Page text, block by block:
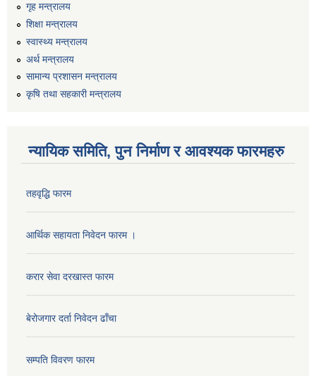
गृह मन्त्रालय
शिक्षा मन्त्रालय
स्वास्थ्य मन्त्रालय
अर्थ मन्त्रालय
सामान्य प्रशासन मन्त्रालय
कृषि तथा सहकारी मन्त्रालय
न्यायिक समिति, पुन निर्माण र आवश्यक फारमहरु
तहवृद्धि फारम
आर्थिक सहायता निवेदन फारम ।
करार सेवा दरखास्त फारम
बेरोजगार दर्ता निवेदन ढाँचा
सम्पति विवरण फारम